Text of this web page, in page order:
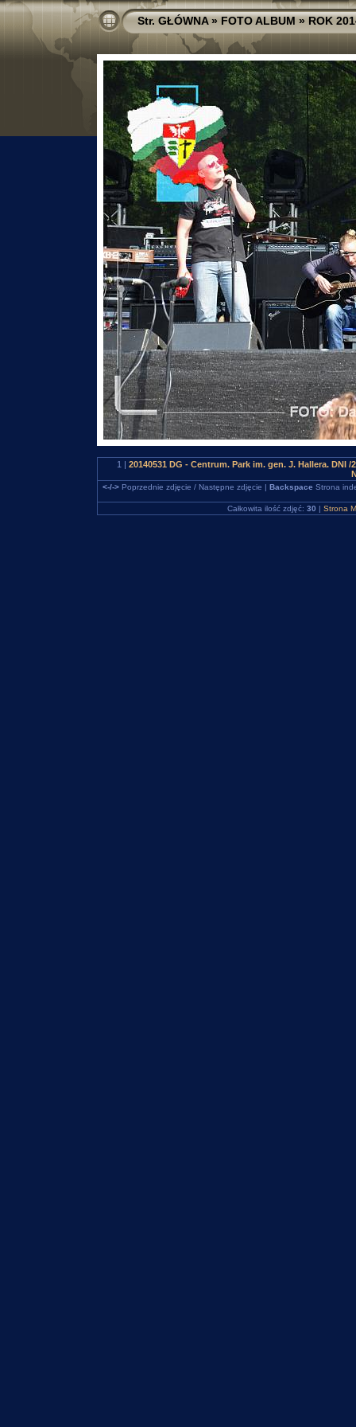
Str. GŁÓWNA»FOTO ALBUM»ROK
1 | 20140531 DG - Centrum. Park im. gen. J. Hallera. DNI
<-/->Poprzednie zdjęcie / Następne zdjęcie | Backspace Strona
Całkowita ilość zdjęć: 30 | Strona